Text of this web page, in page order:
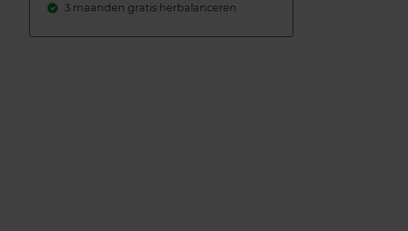
3 maanden gratis herbalanceren